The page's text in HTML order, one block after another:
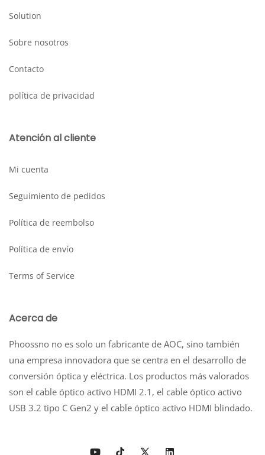
Solution
Sobre nosotros
Contacto
política de privacidad
Atención al cliente
Mi cuenta
Seguimiento de pedidos
Política de reembolso
Política de envío
Terms of Service
Acerca de
Phoossno no es solo un fabricante de AOC, sino también
una empresa innovadora que se centra en el desarrollo de
conversión óptica y eléctrica. Los productos más valorados
son el cable óptico activo HDMI 2.1, el cable óptico activo
USB 3.2 tipo C Gen2 y el cable óptico activo HDMI blindado.